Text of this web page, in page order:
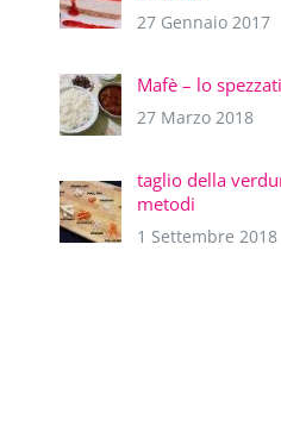
27 Gennaio 2017
Mafè – lo
27 Marzo 2018
taglio della
metodi
1 Settembre 2018